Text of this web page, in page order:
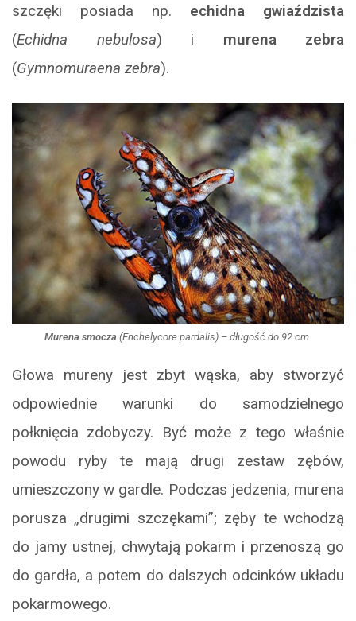
szczęki posiada np. echidna gwiaździsta
(Echidna nebulosa) i murena zebra
(Gymnomuraena zebra).
Murena smocza (Enchelycore pardalis) – długość do 92 cm.
Głowa mureny jest zbyt wąska, aby stworzyć
odpowiednie warunki do samodzielnego
połknięcia zdobyczy. Być może z tego właśnie
powodu ryby te mają drugi zestaw zębów,
umieszczony w gardle. Podczas jedzenia, murena
porusza „drugimi szczękami”; zęby te wchodzą
do jamy ustnej, chwytają pokarm i przenoszą go
do gardła, a potem do dalszych odcinków układu
pokarmowego.